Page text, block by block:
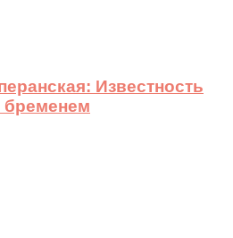
Известность
бременем